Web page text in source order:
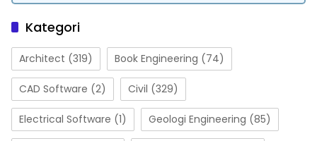
Kategori
Architect (319) Book Engineering (74)
CAD Software (2) Civil (329)
Electrical Software (1) Geologi Engineering (85)